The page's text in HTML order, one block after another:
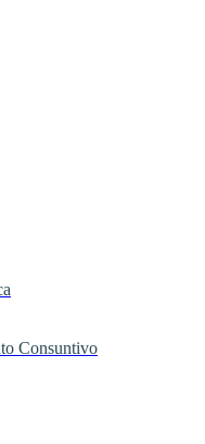
Consuntivo